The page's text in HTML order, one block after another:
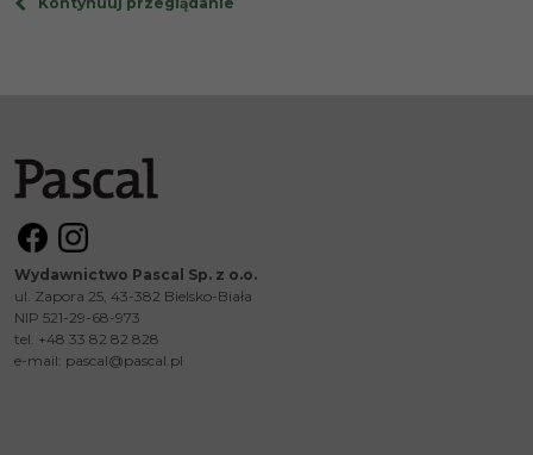
Wydawnictwo Pascal Sp. z o.o.
ul. Zapora 25, 43-382 Bielsko-Biała
NIP 521-29-68-973
tel. +48 33 82 82 828
e-mail: pascal@pascal.pl